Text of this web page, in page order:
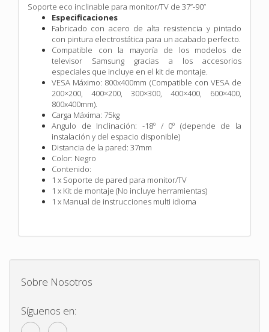
Soporte eco inclinable para monitor/TV de 37”-90”
Especificaciones
Fabricado con acero de alta resistencia y pintado
con pintura electrostática para un acabado perfecto.
Compatible con la mayoría de los modelos de
televisor Samsung gracias a los accesorios
especiales que incluye en el kit de montaje.
VESA Máximo: 800x400mm (Compatible con VESA de
200×200, 400×200, 300×300, 400×400, 600×400,
800x400mm).
Carga Máxima: 75kg
Angulo de Inclinación: -18º / 0º (depende de la
instalación y del espacio disponible)
Distancia de la pared: 37mm
Color: Negro
Contenido:
1 x Soporte de pared para monitor/TV
1 x Kit de montaje (No incluye herramientas)
1 x Manual de instrucciones multi idioma
Sobre Nosotros
Síguenos en: